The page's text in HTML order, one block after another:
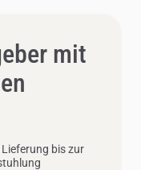
mit
bis zur